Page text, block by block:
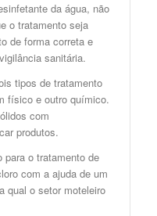
da água, não
o tratamento seja
de forma correta e
sanitária.
tipos de tratamento
físico e outro químico.
com
produtos.
o tratamento de
com a ajuda de um
qual o setor moteleiro